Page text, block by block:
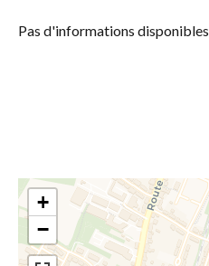
Pas d'informations disponibles
+
−